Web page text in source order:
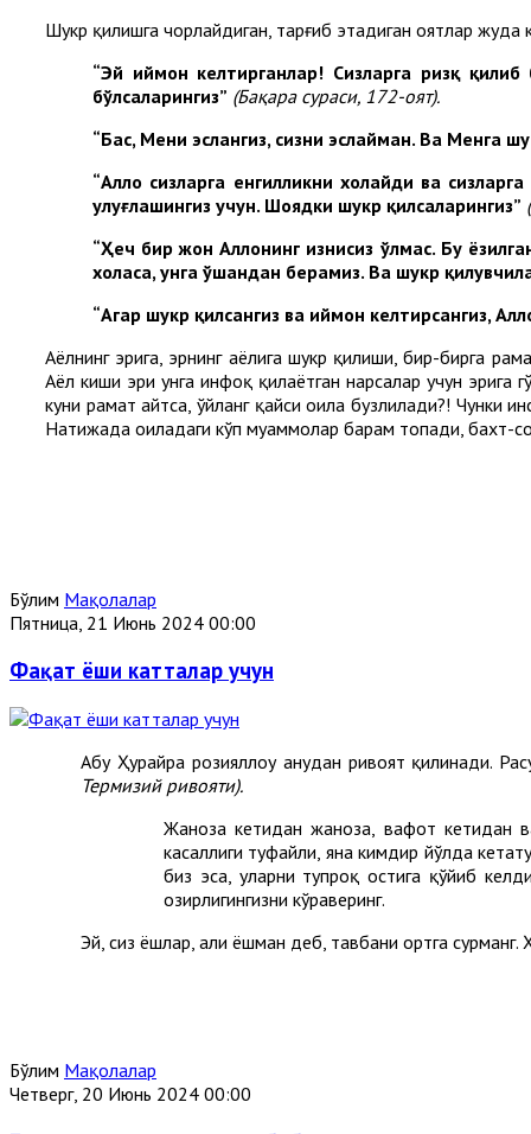
Шукр қилишга чорлайдиган, тарғиб этадиган оятлар жуда
“Эй иймон келтирганлар! Сизларга ризқ
бўлсаларингиз” (Бақара сураси, 172-оят).
“Бас, Мени эслангиз, сизни эслайман. Ва Менга
“Аллоҳ сизларга енгилликни хоҳлайди ва
улуғлашингиз учун. Шоядки шукр қилсаларингиз”
“Ҳеч бир жон Аллоҳнинг изнисиз ўлмас. Бу
хоҳласа, унга ўшандан берамиз. Ва шукр
“Агар шукр қилсангиз ва иймон келтирсангиз,
Аёлнинг эрига, эрнинг аёлига шукр қилиши, бир-бирга
Аёл киши эри унга инфоқ қилаётган нарсалар учун эрига
куни раҳмат айтса, ўйланг қайси оила бузлилади?! Чунки
Натижада оиладаги кўп муаммолар барҳам топади, бахт-
Бўлим Мақолалар
Пятница, 21 Июнь 2024 00:00
Фақат ёши катталар учун
Абу Ҳурайра розияллоҳу анҳудан ривоят қилинади.
Термизий ривояти).
Жаноза кетидан жаноза, вафот кетидан
касаллиги туфайли, яна кимдир йўлда
биз эса, уларни тупроқ остига қўйиб
ҳозирлигингизни кўраверинг.
Эй, сиз ёшлар, ҳали ёшман деб, тавбани ортга
Бўлим Мақолалар
Четверг, 20 Июнь 2024 00:00